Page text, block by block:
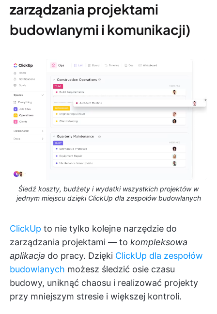
zarządzania projektami
budowlanymi i komunikacji)
Śledź koszty, budżety i wydatki wszystkich projektów w
jednym miejscu dzięki ClickUp dla zespołów budowlanych
ClickUp to nie tylko kolejne narzędzie do
zarządzania projektami — to kompleksowa
aplikacja do pracy. Dzięki ClickUp dla zespołów
budowlanych możesz śledzić osie czasu
budowy, uniknąć chaosu i realizować projekty
przy mniejszym stresie i większej kontroli.